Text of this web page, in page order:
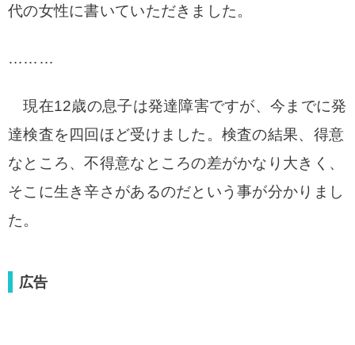
代の女性に書いていただきました。
………
現在12歳の息子は発達障害ですが、今までに発
達検査を四回ほど受けました。検査の結果、得意
なところ、不得意なところの差がかなり大きく、
そこに生き辛さがあるのだという事が分かりまし
た。
広告